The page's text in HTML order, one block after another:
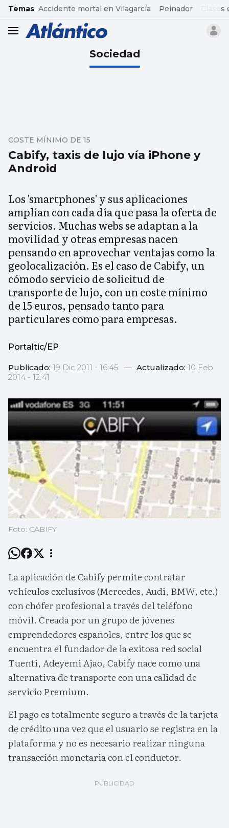
common.go-to-content
Temas Accidente mortal en Vilagarcía Peinador
header.menu.open
Sociedad
Cabify, taxis de lujo vía iPhone y
Android
COSTE MÍNIMO DE 15
Los 'smartphones' y sus aplicaciones
amplían con cada día que pasa la oferta de
servicios. Muchas webs se adaptan a la
movilidad y otras empresas nacen
pensando en aprovechar ventajas como la
geolocalización. Es el caso de Cabify, un
cómodo servicio de solicitud de
transporte de lujo, con un coste mínimo
de 15 euros, pensado tanto para
particulares como para empresas.
Portaltic/EP
Publicado: 19 Dic 2011 - 16:45 — Actualizado: 10 Feb
2014 - 12:41
Foto: CABIFY
La aplicación de Cabify permite contratar
vehículos exclusivos (Mercedes, Audi, BMW, etc.)
con chófer profesional a través del teléfono
móvil. Creada por un grupo de jóvenes
emprendedores españoles, entre los que se
encuentra el fundador de la exitosa red social
Tuenti, Adeyemi Ajao, Cabify nace como una
alternativa de transporte con una calidad de
servicio Premium.
El pago es totalmente seguro a través de la tarjeta
de crédito una vez que el usuario se registra en la
plataforma y no es necesario realizar ninguna
transacción monetaria con el conductor.